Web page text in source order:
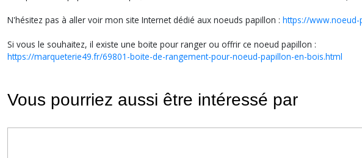
N'hésitez pas à aller voir mon site Internet dédié aux noeuds papillon : https://
Si vous le souhaitez, il existe une boite pour ranger ou offrir ce noeud papillon :
https://marqueterie49.fr/69801-boite-de-rangement-pour-noeud-papillon-en-bois.html
Vous pourriez aussi être intéressé par